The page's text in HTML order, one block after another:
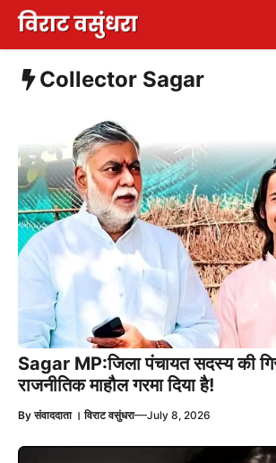
Skip
content
Collector Sagar
Sagar MP:जिला पंचायत सदस्य की
राजनीतिक माहौल गरमा दिया है!
Byसंवाददाता । विराट वसुंधरा—July 8, 2026